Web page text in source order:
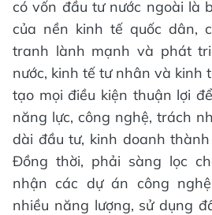
có vốn đầu tư nước ngoài là
của nền kinh tế quốc dân,
tranh lành mạnh và phát
nước, kinh tế tư nhân và kinh
tạo mọi điều kiện thuận lợi
năng lực, công nghệ, trách
dài đầu tư, kinh doanh
Đồng thời, phải sàng lọc
nhận các dự án công
nhiều năng lượng, sử dụng